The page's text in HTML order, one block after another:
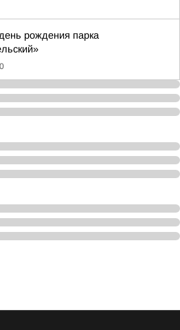
рождения парка